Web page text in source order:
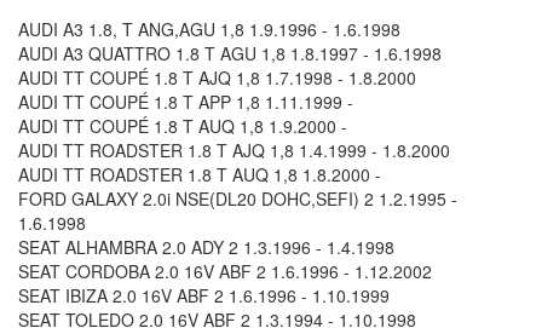
AUDI A3 1.8, T ANG,AGU 1,8 1.9.1996 - 1.6.1998
AUDI A3 QUATTRO 1.8 T AGU 1,8 1.8.1997 - 1.6.1998
AUDI TT COUPÉ 1.8 T AJQ 1,8 1.7.1998 - 1.8.2000
AUDI TT COUPÉ 1.8 T APP 1,8 1.11.1999 -
AUDI TT COUPÉ 1.8 T AUQ 1,8 1.9.2000 -
AUDI TT ROADSTER 1.8 T AJQ 1,8 1.4.1999 - 1.8.2000
AUDI TT ROADSTER 1.8 T AUQ 1,8 1.8.2000 -
FORD GALAXY 2.0i NSE(DL20 DOHC,SEFI) 2 1.2.1995 -
1.6.1998
SEAT ALHAMBRA 2.0 ADY 2 1.3.1996 - 1.4.1998
SEAT CORDOBA 2.0 16V ABF 2 1.6.1996 - 1.12.2002
SEAT IBIZA 2.0 16V ABF 2 1.6.1996 - 1.10.1999
SEAT TOLEDO 2.0 16V ABF 2 1.3.1994 - 1.10.1998